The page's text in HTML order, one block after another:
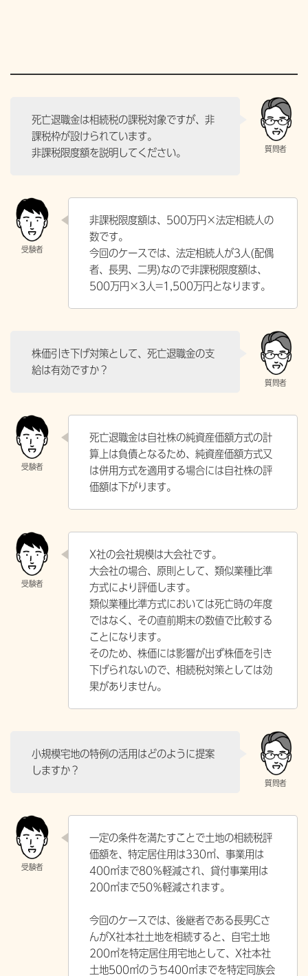
死亡退職金は相続税の課税対象ですが、非
課税枠が設けられています。
非課税限度額を説明してください。
非課税限度額は、500万円×法定相続人の
数です。
今回のケースでは、法定相続人が3人(配偶
者、長男、二男)なので非課税限度額は、
500万円×3人=1,500万円となります。
株価引き下げ対策として、死亡退職金の支
給は有効ですか？
死亡退職金は自社株の純資産価額方式の計
算上は負債となるため、純資産価額方式又
は併用方式を適用する場合には自社株の評
価額は下がります。
X社の会社規模は大会社です。
大会社の場合、原則として、類似業種比準
方式により評価します。
類似業種比準方式においては死亡時の年度
ではなく、その直前期末の数値で比較する
ことになります。
そのため、株価には影響が出ず株価を引き
下げられないので、相続税対策としては効
果がありません。
小規模宅地の特例の活用はどのように提案
しますか？
一定の条件を満たすことで土地の相続税評
価額を、特定居住用は330㎡、事業用は
400㎡まで80％軽減され、貸付事業用は
200㎡まで50％軽減されます。
今回のケースでは、後継者である長男Cさ
んがX社本社土地を相続すると、自宅土地
200㎡を特定居住用宅地として、X社本社
土地500㎡のうち400㎡までを特定同族会